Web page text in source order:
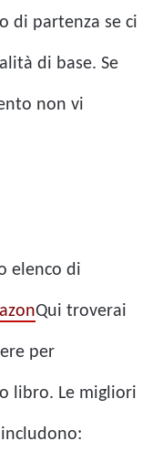
di partenza se ci
di base. Se
non vi
elenco di
Qui troverai
per
libro. Le migliori